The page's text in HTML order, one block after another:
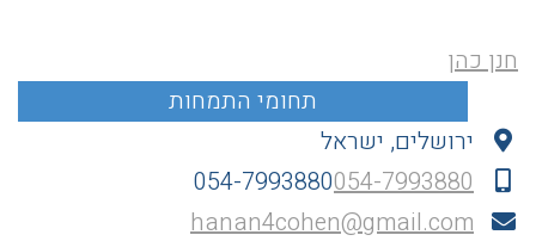
חנן כהן
ירושלים, ישראל
054-7993880054-7993880
hanan4cohen@gmail.com